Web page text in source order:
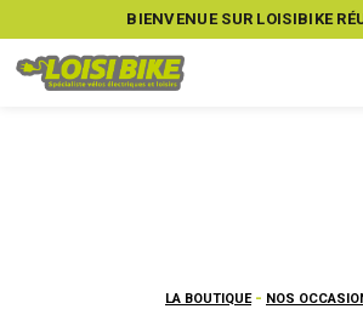
BIENVENUE SUR LOISIBIKE
LA BOUTIQUE - NOS